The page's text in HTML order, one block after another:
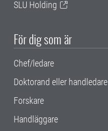
SLU Holding
För dig som är
Chef/ledare
Doktorand eller handledare
Forskare
Handläggare